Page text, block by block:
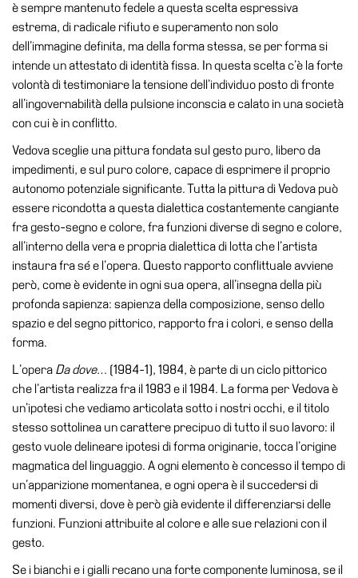
Formazione
Ricerca
Famiglie
Scuole
guidate
Progetto
Summer
School
Progetti
Speciali
EN
Ricerca
Sedi
Tutte
sedi
Edificio
Manica
Lunga
Villa
è sempre mantenuto fedele a questa scelta espressiva
estrema, di radicale rifiuto e superamento non solo
dell’immagine definita, ma della forma stessa, se per forma si
intende un attestato di identità fissa. In questa scelta c’è la forte
volontà di testimoniare la tensione dell’individuo posto di fronte
all’ingovernabilità della pulsione inconscia e calato in una società
con cui è in conflitto.
Vedova sceglie una pittura fondata sul gesto puro, libero da
impedimenti, e sul puro colore, capace di esprimere il proprio
autonomo potenziale significante. Tutta la pittura di Vedova può
essere ricondotta a questa dialettica costantemente cangiante
fra gesto-segno e colore, fra funzioni diverse di segno e colore,
all’interno della vera e propria dialettica di lotta che l’artista
instaura fra sé e l’opera. Questo rapporto conflittuale avviene
però, come è evidente in ogni sua opera, all’insegna della più
profonda sapienza: sapienza della composizione, senso dello
spazio e del segno pittorico, rapporto fra i colori, e senso della
forma.
L’opera Da dove… (1984-1), 1984, è parte di un ciclo pittorico
che l’artista realizza fra il 1983 e il 1984. La forma per Vedova è
un’ipotesi che vediamo articolata sotto i nostri occhi, e il titolo
stesso sottolinea un carattere precipuo di tutto il suo lavoro: il
gesto vuole delineare ipotesi di forma originarie, tocca l’origine
magmatica del linguaggio. A ogni elemento è concesso il tempo di
un’apparizione momentanea, e ogni opera è il succedersi di
momenti diversi, dove è però già evidente il differenziarsi delle
funzioni. Funzioni attribuite al colore e alle sue relazioni con il
gesto.
Se i bianchi e i gialli recano una forte componente luminosa, se il